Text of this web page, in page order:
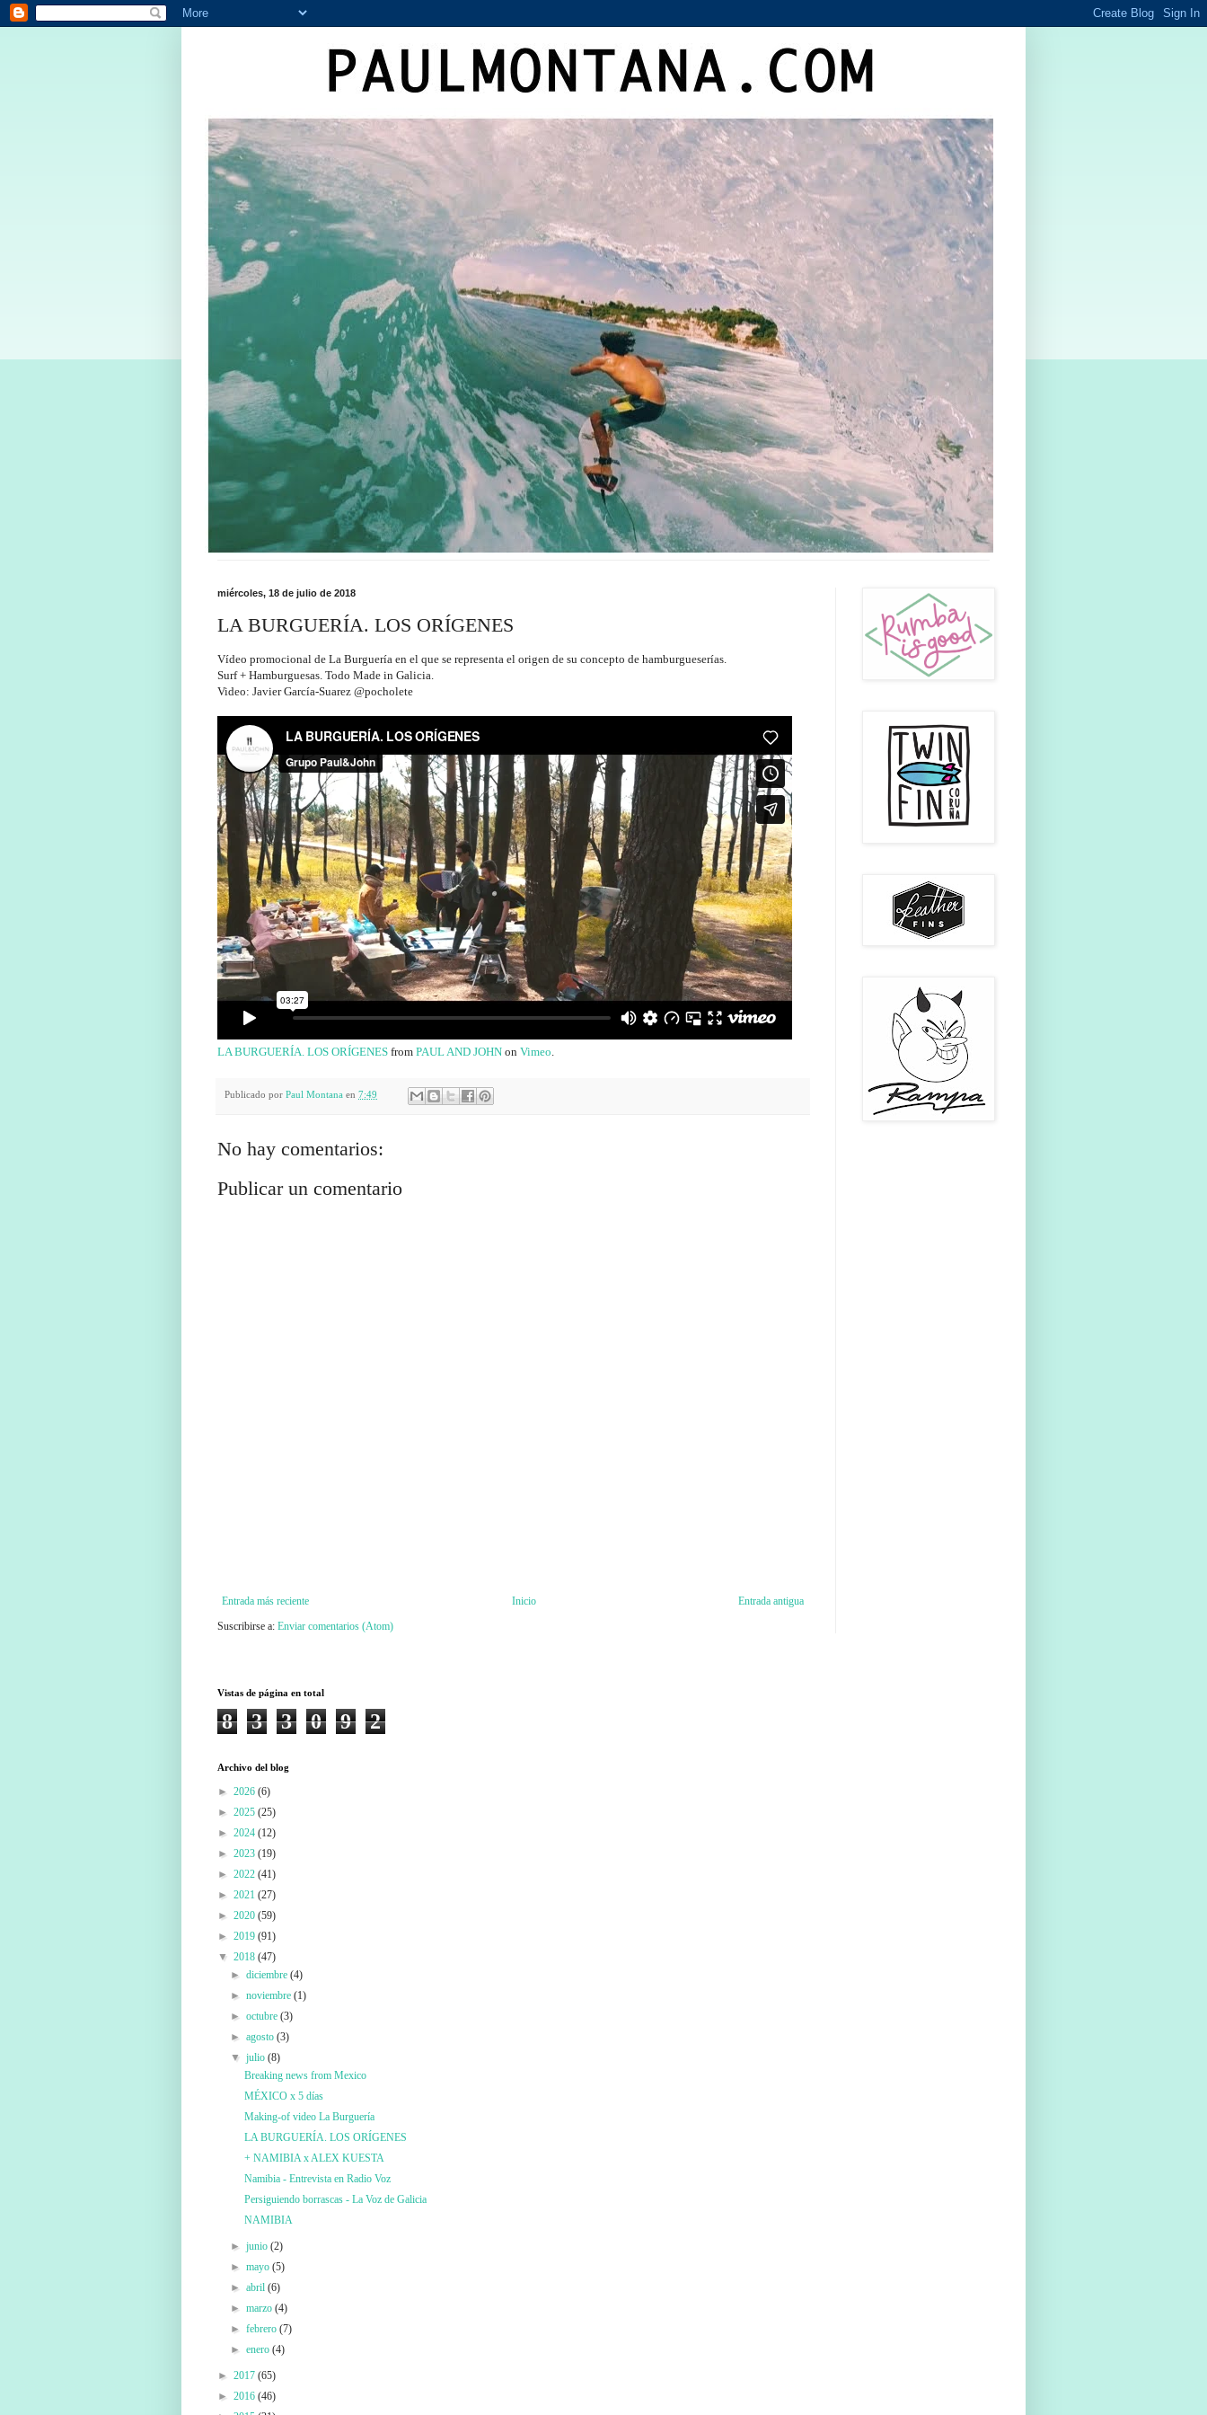
miércoles, 18 de julio de 2018
LA BURGUERÍA. LOS ORÍGENES
Vídeo promocional de La Burguería en el que se representa el origen de su concepto de hamburgueserías.
Surf + Hamburguesas. Todo Made in Galicia.
Video: Javier García-Suarez @pocholete
LA BURGUERÍA. LOS ORÍGENES from PAUL AND JOHN on Vimeo
Publicado por Paul Montana en 7:49
No hay comentarios:
Publicar un comentario
Entrada más reciente Entrada antigua
Inicio
Suscribirse a: Enviar comentarios (Atom)
Vistas de página en total
8 3 3 0 9 2
Archivo del blog
► 2026 (6)
► 2025 (25)
► 2024 (12)
► 2023 (19)
► 2022 (41)
► 2021 (27)
► 2020 (59)
► 2019 (91)
▼ 2018 (47)
►diciembre(4)
►noviembre(1)
►octubre(3)
►agosto(3)
▼julio(8)
Breaking news from Mexico
MÉXICO x 5 días
Making-of video La Burguería
LA BURGUERÍA. LOS ORÍGENES
+ NAMIBIA x ALEX KUESTA
Namibia - Entrevista en Radio Voz
Persiguiendo borrascas - La Voz de Galicia
NAMIBIA
►junio(2)
►mayo(5)
►abril(6)
►marzo(4)
►febrero(7)
►enero(4)
► 2017 (65)
► 2016 (46)